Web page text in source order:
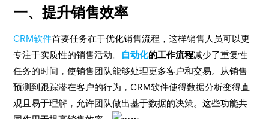
一、提升销售效率
CRM软件首要任务在于优化销售流程，这样销售人员可以更
专注于实质性的销售活动。 自动化的工作流程减少了重复性
任务的时间，使销售团队能够处理更多客户和交易。从销售
预测到跟踪潜在客户的行为，CRM软件使得数据分析变得直
观且易于理解，允许团队做出基于数据的决策。这些功能共